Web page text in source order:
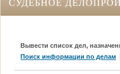
СУДЕБНОЕ
Вывести список дел,
Поиск информации по делам